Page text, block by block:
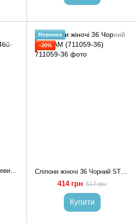
Сліпони жіночі 36 Коричневий MOLI (711460-36)
Новинка
−20%
414 грн 517 грн
Купити